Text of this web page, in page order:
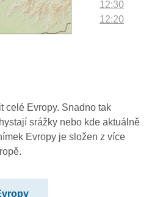
12:30
12:20
11:20
11:10
11:00
celé Evropy. Snadno tak
srážky nebo kde aktuálně
Evropy je složen z více